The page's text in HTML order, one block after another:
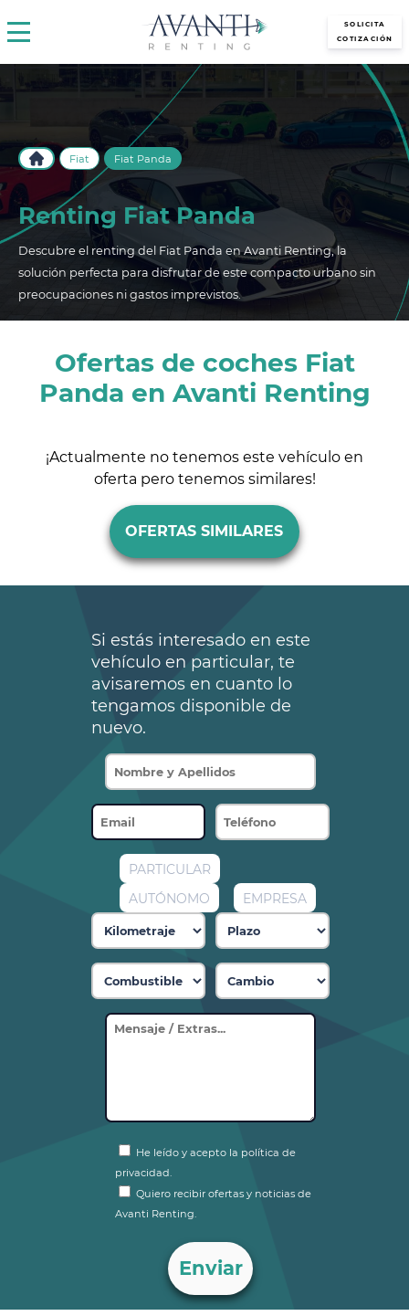
SOLICITA
COTIZACIÓN
Fiat Fiat Panda
Renting Fiat Panda
Descubre el renting del Fiat Panda en Avanti Renting, la
solución perfecta para disfrutar de este compacto urbano sin
preocupaciones ni gastos imprevistos.
Ofertas de coches Fiat
Panda en Avanti Renting
¡Actualmente no tenemos este vehículo en
oferta pero tenemos similares!
OFERTAS SIMILARES
Si estás interesado en este
vehículo en particular, te
avisaremos en cuanto lo
tengamos disponible de
nuevo.
PARTICULAR
AUTÓNOMO
EMPRESA
He leído y acepto la política de
privacidad.
Quiero recibir ofertas y noticias de
Avanti Renting.